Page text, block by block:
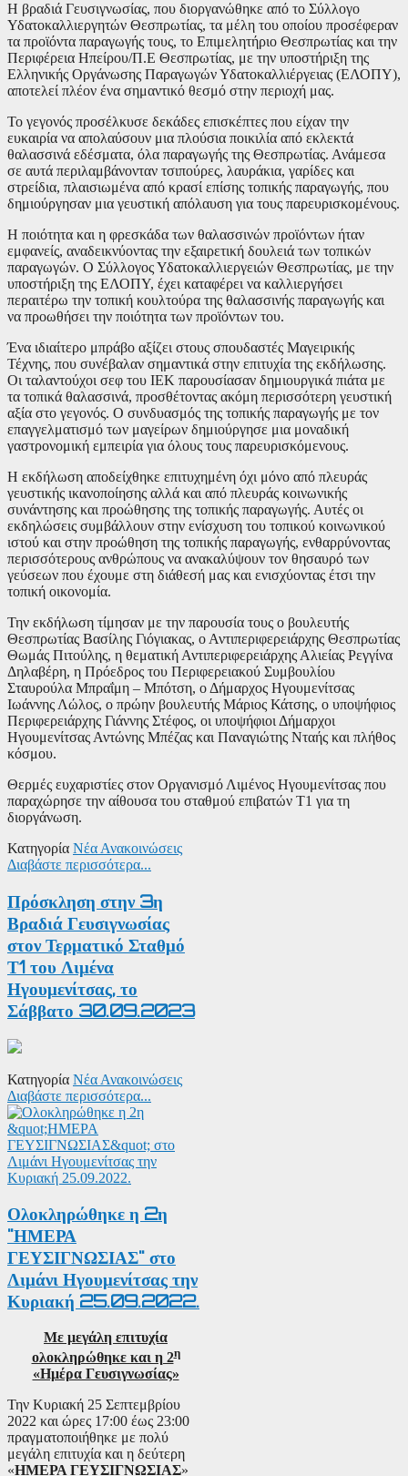
Η βραδιά Γευσιγνωσίας, που διοργανώθηκε από το Σύλλογο
Υδατοκαλλιεργητών Θεσπρωτίας, τα μέλη του οποίου προσέφεραν
τα προϊόντα παραγωγής τους, το Επιμελητήριο Θεσπρωτίας και την
Περιφέρεια Ηπείρου/Π.Ε Θεσπρωτίας, με την υποστήριξη της
Ελληνικής Οργάνωσης Παραγωγών Υδατοκαλλιέργειας (ΕΛΟΠΥ),
αποτελεί πλέον ένα σημαντικό θεσμό στην περιοχή μας.
Το γεγονός προσέλκυσε δεκάδες επισκέπτες που είχαν την
ευκαιρία να απολαύσουν μια πλούσια ποικιλία από εκλεκτά
θαλασσινά εδέσματα, όλα παραγωγής της Θεσπρωτίας. Ανάμεσα
σε αυτά περιλαμβάνονταν τσιπούρες, λαυράκια, γαρίδες και
στρείδια, πλαισιωμένα από κρασί επίσης τοπικής παραγωγής, που
δημιούργησαν μια γευστική απόλαυση για τους παρευρισκομένους.
Η ποιότητα και η φρεσκάδα των θαλασσινών προϊόντων ήταν
εμφανείς, αναδεικνύοντας την εξαιρετική δουλειά των τοπικών
παραγωγών. Ο Σύλλογος Υδατοκαλλιεργειών Θεσπρωτίας, με την
υποστήριξη της ΕΛΟΠΥ, έχει καταφέρει να καλλιεργήσει
περαιτέρω την τοπική κουλτούρα της θαλασσινής παραγωγής και
να προωθήσει την ποιότητα των προϊόντων του.
Ένα ιδιαίτερο μπράβο αξίζει στους σπουδαστές Μαγειρικής
Τέχνης, που συνέβαλαν σημαντικά στην επιτυχία της εκδήλωσης.
Οι ταλαντούχοι σεφ του ΙΕΚ παρουσίασαν δημιουργικά πιάτα με
τα τοπικά θαλασσινά, προσθέτοντας ακόμη περισσότερη γευστική
αξία στο γεγονός. Ο συνδυασμός της τοπικής παραγωγής με τον
επαγγελματισμό των μαγείρων δημιούργησε μια μοναδική
γαστρονομική εμπειρία για όλους τους παρευρισκόμενους.
Η εκδήλωση αποδείχθηκε επιτυχημένη όχι μόνο από πλευράς
γευστικής ικανοποίησης αλλά και από πλευράς κοινωνικής
συνάντησης και προώθησης της τοπικής παραγωγής. Αυτές οι
εκδηλώσεις συμβάλλουν στην ενίσχυση του τοπικού κοινωνικού
ιστού και στην προώθηση της τοπικής παραγωγής, ενθαρρύνοντας
περισσότερους ανθρώπους να ανακαλύψουν τον θησαυρό των
γεύσεων που έχουμε στη διάθεσή μας και ενισχύοντας έτσι την
τοπική οικονομία.
Την εκδήλωση τίμησαν με την παρουσία τους o βουλευτής
Θεσπρωτίας Βασίλης Γιόγιακας, ο Αντιπεριφερειάρχης Θεσπρωτίας
Θωμάς Πιτούλης, η θεματική Αντιπεριφερειάρχης Αλιείας Ρεγγίνα
Δηλαβέρη, η Πρόεδρος του Περιφερειακού Συμβουλίου
Σταυρούλα Μπραΐμη – Μπότση, ο Δήμαρχος Ηγουμενίτσας
Ιωάννης Λώλος, ο πρώην βουλευτής Μάριος Κάτσης, ο υποψήφιος
Περιφερειάρχης Γιάννης Στέφος, οι υποψήφιοι Δήμαρχοι
Ηγουμενίτσας Αντώνης Μπέζας και Παναγιώτης Νταής και πλήθος
κόσμου.
Θερμές ευχαριστίες στον Οργανισμό Λιμένος Ηγουμενίτσας που
παραχώρησε την αίθουσα του σταθμού επιβατών Τ1 για τη
διοργάνωση.
Κατηγορία Νέα Ανακοινώσεις
Διαβάστε περισσότερα...
Πρόσκληση στην 3η
Βραδιά Γευσιγνωσίας
στον Τερματικό Σταθμό
Τ1 του Λιμένα
Ηγουμενίτσας, το
Σάββατο 30.09.2023
Κατηγορία Νέα Ανακοινώσεις
Διαβάστε περισσότερα...
Ολοκληρώθηκε η 2η
"ΗΜΕΡΑ
ΓΕΥΣΙΓΝΩΣΙΑΣ" στο
Λιμάνι Ηγουμενίτσας την
Κυριακή 25.09.2022.
Με μεγάλη επιτυχία
ολοκληρώθηκε και η 2η
«Ημέρα Γευσιγνωσίας»
Την Κυριακή 25 Σεπτεμβρίου
2022 και ώρες 17:00 έως 23:00
πραγματοποιήθηκε με πολύ
μεγάλη επιτυχία και η δεύτερη
«ΗΜΕΡΑ ΓΕΥΣΙΓΝΩΣΙΑΣ»